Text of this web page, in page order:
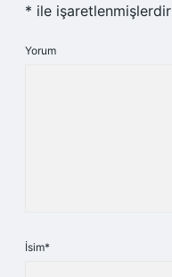
* ile işaretlenmişlerdir
Yorum
İsim*